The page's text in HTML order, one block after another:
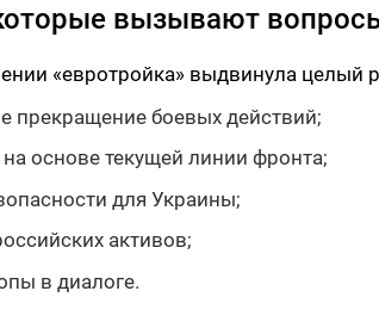
вызывают
«евротройка» выдвинула целый
прекращение боевых действий;
основе текущей линии фронта;
для Украины;
активов;
в диалоге.